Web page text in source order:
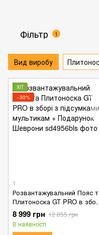
Фільтр 1
Вид виробу
ХІТ
−30%
1
Розвантажувальний Пояс
Плитоноска GT PRO в
з підсумками мультикам +
Подарунок Шеврони
8 999 грн 12 855 грн
В наявності